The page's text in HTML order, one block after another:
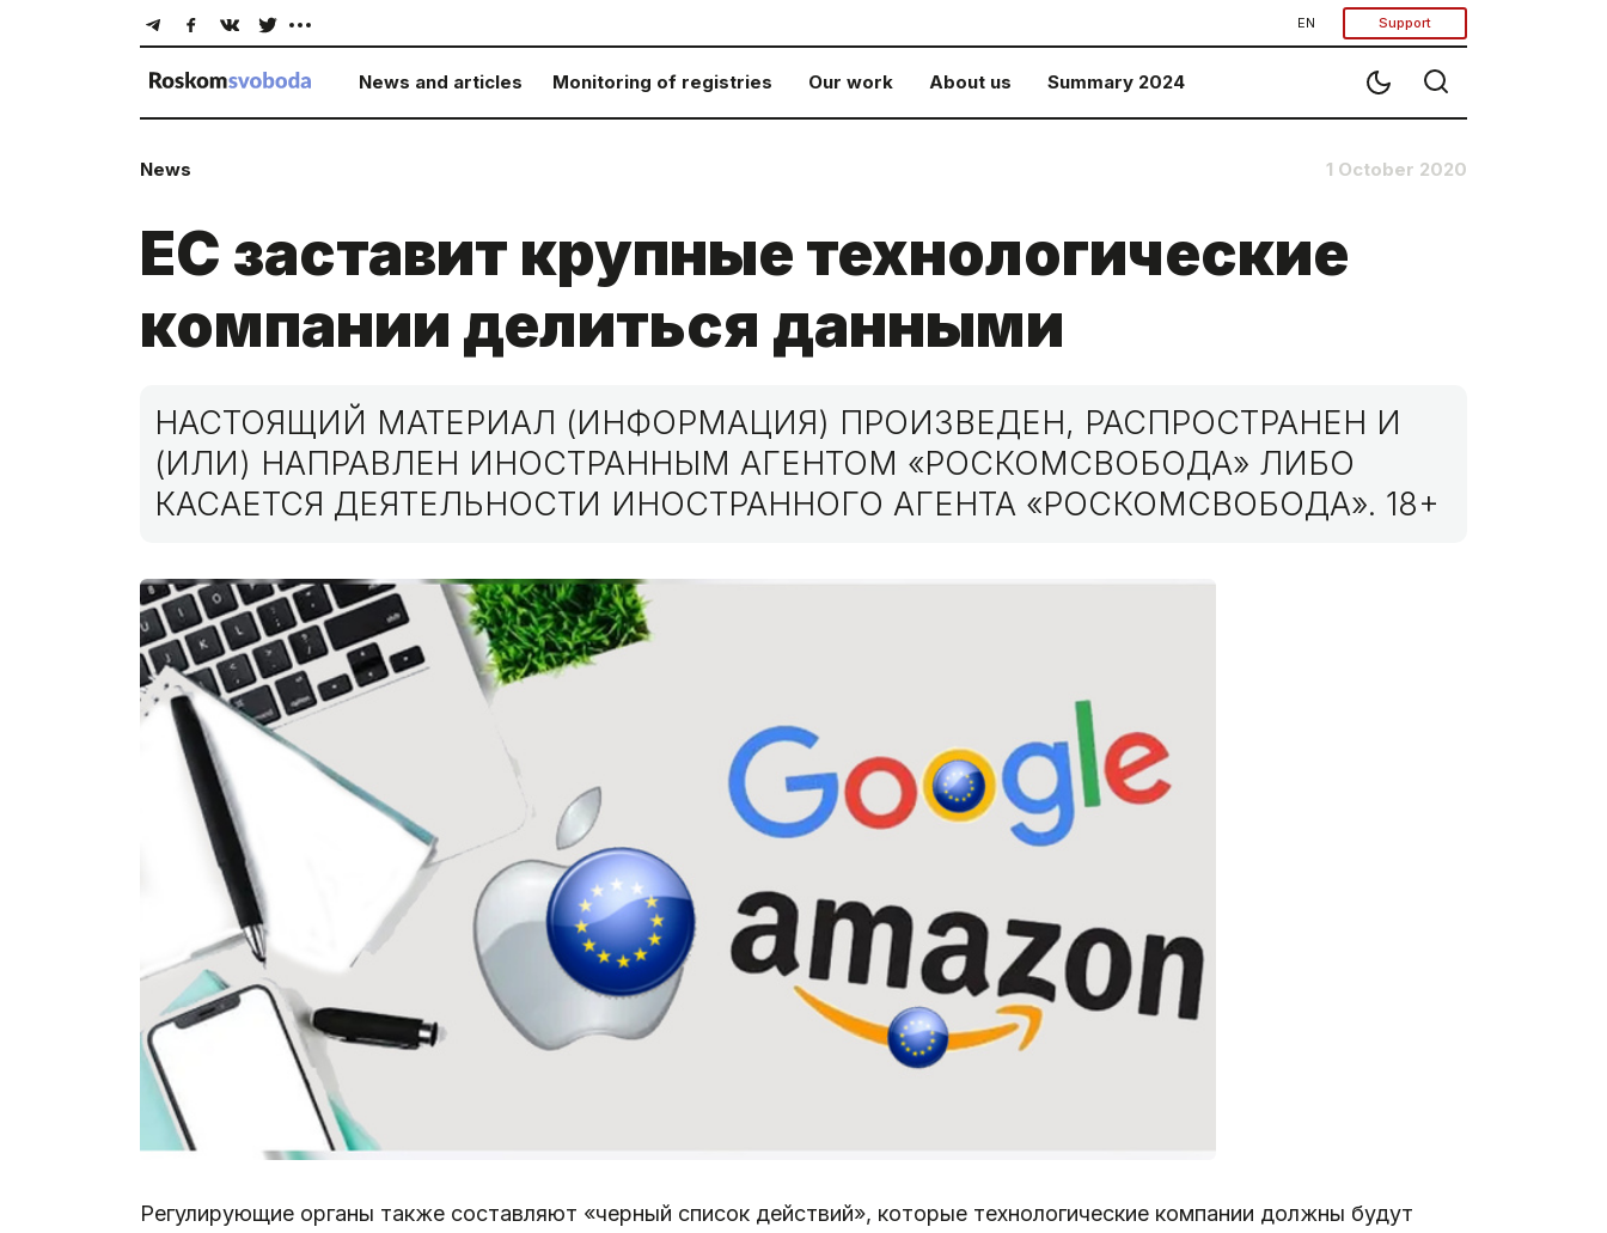
EN Support
News and articles Monitoring of registries Our work About us Summary 2024
News 1 October 2020
ЕС заставит крупные технологические
компании делиться данными
НАСТОЯЩИЙ МАТЕРИАЛ (ИНФОРМАЦИЯ) ПРОИЗВЕДЕН, РАСПРОСТРАНЕН И
(ИЛИ) НАПРАВЛЕН ИНОСТРАННЫМ АГЕНТОМ «РОСКОМСВОБОДА» ЛИБО
КАСАЕТСЯ ДЕЯТЕЛЬНОСТИ ИНОСТРАННОГО АГЕНТА «РОСКОМСВОБОДА». 18+
Регулирующие органы также составляют «черный список действий», которые технологические компании должны будут